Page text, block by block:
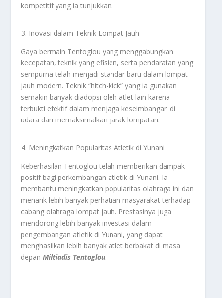
kompetitif yang ia tunjukkan.
Inovasi dalam Teknik Lompat Jauh
Gaya bermain Tentoglou yang menggabungkan
kecepatan, teknik yang efisien, serta pendaratan yang
sempurna telah menjadi standar baru dalam lompat
jauh modern. Teknik “hitch-kick” yang ia gunakan
semakin banyak diadopsi oleh atlet lain karena
terbukti efektif dalam menjaga keseimbangan di
udara dan memaksimalkan jarak lompatan.
Meningkatkan Popularitas Atletik di Yunani
Keberhasilan Tentoglou telah memberikan dampak
positif bagi perkembangan atletik di Yunani. Ia
membantu meningkatkan popularitas olahraga ini dan
menarik lebih banyak perhatian masyarakat terhadap
cabang olahraga lompat jauh. Prestasinya juga
mendorong lebih banyak investasi dalam
pengembangan atletik di Yunani, yang dapat
menghasilkan lebih banyak atlet berbakat di masa
depanMiltiadis Tentoglou.